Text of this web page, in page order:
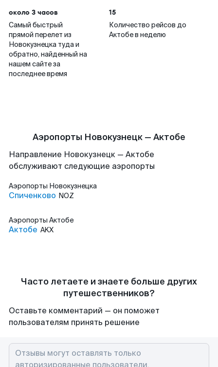
около 3 часов
Самый быстрый
прямой перелет из
Новокузнецка туда и
обратно, найденный на
нашем сайте за
последнее время
15
Количество рейсов до
Актобе в неделю
Аэропорты Новокузнецк — Актобе
Направление Новокузнецк — Актобе
обслуживают следующие аэропорты
Аэропорты Новокузнецка
Спиченково NOZ
Аэропорты Актобе
Актобе AKX
Часто летаете и знаете больше других
путешественников?
Оставьте комментарий — он поможет
пользователям принять решение